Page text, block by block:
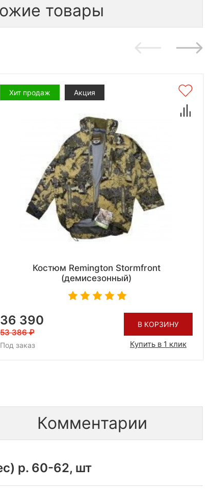
товары
Хит продаж Акция
Костюм Remington Stormfront
(демисезонный)
36 390
53 386
Под заказ
В КОРЗИНУ
Купить в 1 клик
Комментарии
р. 60-62, шт